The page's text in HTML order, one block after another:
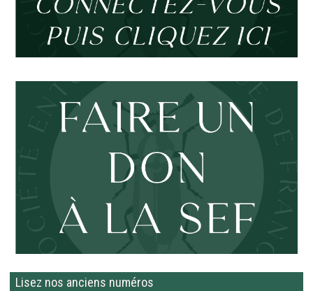
Lisez nos anciens numéros